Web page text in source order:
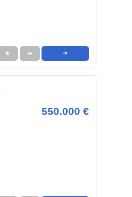
★ ➦ ➜
550.000 €